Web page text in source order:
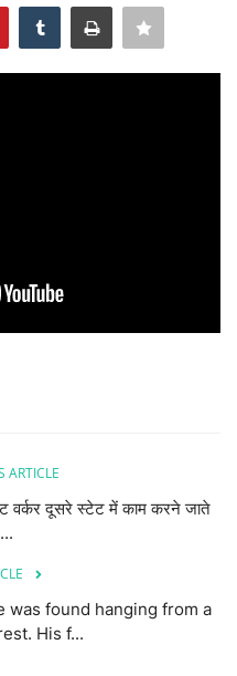
ARTICLE
वर्कर दूसरे स्टेट में काम करने जाते
was found hanging from a
His f...